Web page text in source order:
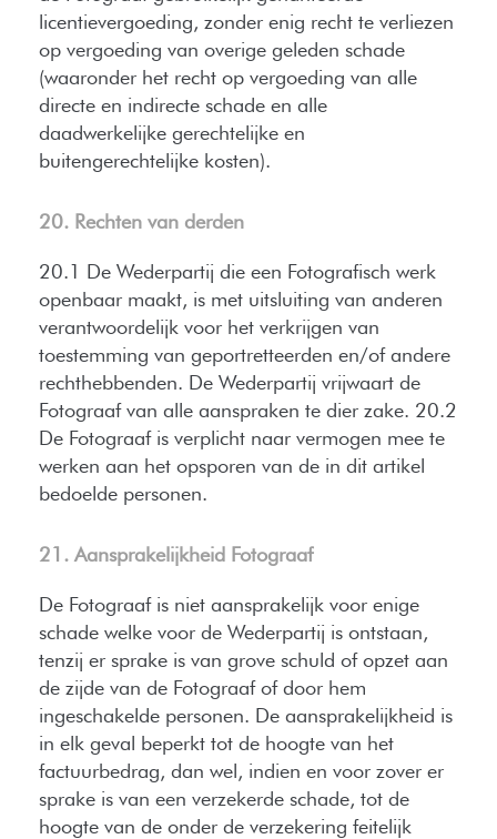
licentievergoeding, zonder enig recht te verliezen
op vergoeding van overige geleden schade
(waaronder het recht op vergoeding van alle
directe en indirecte schade en alle
daadwerkelijke gerechtelijke en
buitengerechtelijke kosten).
20. Rechten van derden
20.1 De Wederpartij die een Fotografisch werk
openbaar maakt, is met uitsluiting van anderen
verantwoordelijk voor het verkrijgen van
toestemming van geportretteerden en/of andere
rechthebbenden. De Wederpartij vrijwaart de
Fotograaf van alle aanspraken te dier zake. 20.2
De Fotograaf is verplicht naar vermogen mee te
werken aan het opsporen van de in dit artikel
bedoelde personen.
21. Aansprakelijkheid Fotograaf
De Fotograaf is niet aansprakelijk voor enige
schade welke voor de Wederpartij is ontstaan,
tenzij er sprake is van grove schuld of opzet aan
de zijde van de Fotograaf of door hem
ingeschakelde personen. De aansprakelijkheid is
in elk geval beperkt tot de hoogte van het
factuurbedrag, dan wel, indien en voor zover er
sprake is van een verzekerde schade, tot de
hoogte van de onder de verzekering feitelijk